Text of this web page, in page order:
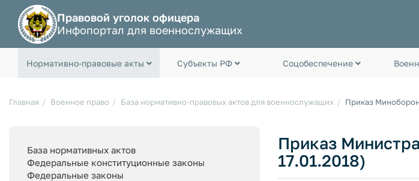
Правовой уголок офицера
Инфопортал для военнослужащих
Нормативно-правовые акты Субъекты РФ Соцобеспечение
Главная Военное право База нормативно-правовых актов для военнослужащих Приказ
База нормативных актов
Федеральные конституционные законы
Федеральные законы
Приказ
17.01.2018)